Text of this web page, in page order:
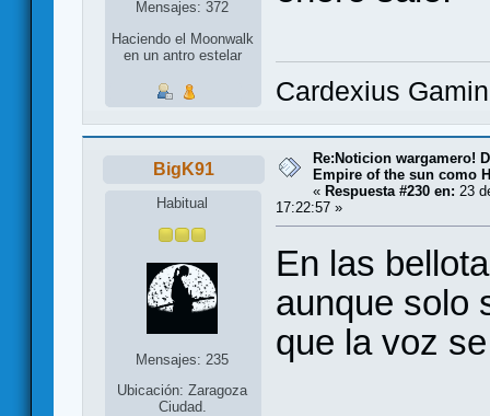
Mensajes: 372
Haciendo el Moonwalk
en un antro estelar
Cardexius
BigK91
Habitual
Mensajes: 235
Ubicación: Zaragoza
Ciudad.
Re:Noticion wargamero!
Empire of the sun como
« Respuesta #230 en: 23
17:22:57 »
En las
aunque solo
que la voz